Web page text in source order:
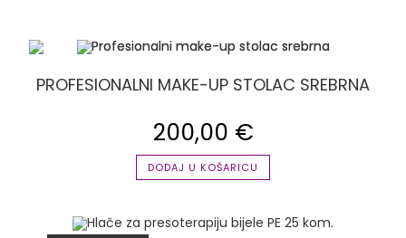
PROFESIONALNI MAKE-UP STOLAC SREBRNA
200,00 €
DODAJ U KOŠARICU